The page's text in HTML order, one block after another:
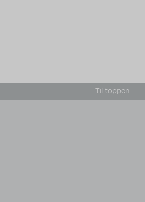
Til toppen